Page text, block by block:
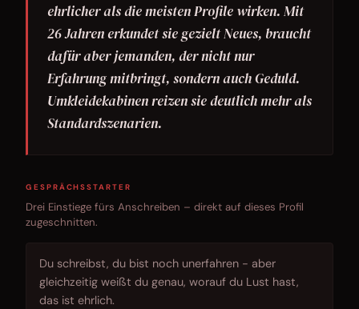
ehrlicher als die meisten Profile wirken. Mit
26 Jahren erkundet sie gezielt Neues, braucht
dafür aber jemanden, der nicht nur
Erfahrung mitbringt, sondern auch Geduld.
Umkleidekabinen reizen sie deutlich mehr als
Standardszenarien.
GESPRÄCHSSTARTER
Drei Einstiege fürs Anschreiben – direkt auf dieses Profil
zugeschnitten.
Du schreibst, du bist noch unerfahren - aber
gleichzeitig weißt du genau, worauf du Lust hast,
das ist ehrlich.